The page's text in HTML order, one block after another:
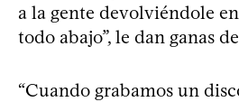
a la gente devolviéndole
todo abajo”, le dan ganas
“Cuando grabamos un